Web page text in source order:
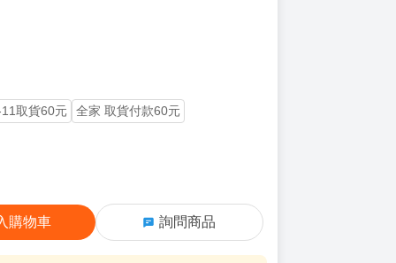
取貨60元
全家 取貨付款60元
購物車 詢問商品